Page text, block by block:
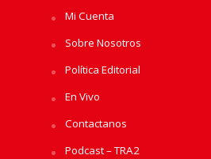
Mi Cuenta
Sobre Nosotros
Política Editorial
En Vivo
Contactanos
Podcast – TRA2